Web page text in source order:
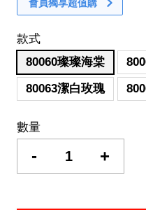
會員獨享超值購
款式
80060璨璨海棠
80063潔白玫瑰
數量
- +